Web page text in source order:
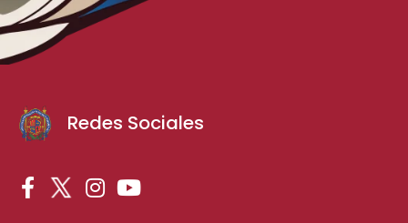
Redes Sociales